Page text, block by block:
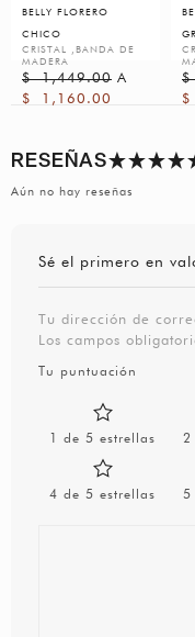
BELLY FLORERO
CHICO
CRISTAL ,BANDA DE
MADERA
$1,449.00 A
$
1,160.00
$
$
RESEÑAS
Aún no hay reseñas
Sé el primero en
Tu dirección de
Los campos
Tu puntuación
1 de 5 estrellas 2
4 de 5 estrellas 5